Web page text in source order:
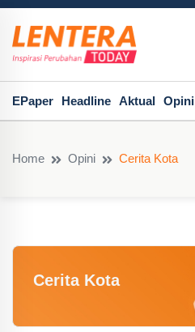
EPaper Headline Aktual Opini
Home Opini Cerita Kota
Cerita Kota